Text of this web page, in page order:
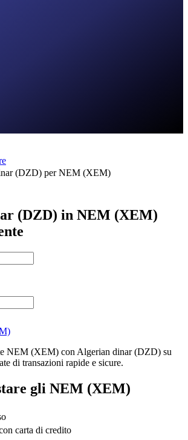
(DZD) per NEM (XEM)
(DZD) in NEM (XEM)
NEM (XEM) con Algerian dinar (DZD) su
di transazioni rapide e sicure.
gli NEM (XEM)
carta di credito